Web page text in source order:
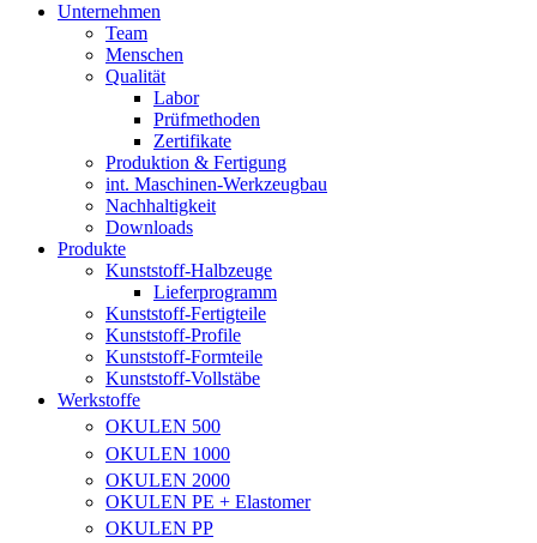
Unternehmen
Team
Menschen
Qualität
Labor
Prüfmethoden
Zertifikate
Produktion & Fertigung
int. Maschinen-Werkzeugbau
Nachhaltigkeit
Downloads
Produkte
Kunststoff-Halbzeuge
Lieferprogramm
Kunststoff-Fertigteile
Kunststoff-Profile
Kunststoff-Formteile
Kunststoff-Vollstäbe
Werkstoffe
OKULEN 500
OKULEN 1000
OKULEN 2000
OKULEN PE + Elastomer
OKULEN PP